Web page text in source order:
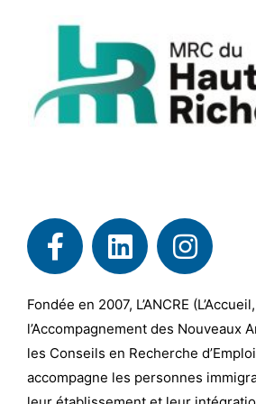
Fondée en 2007, L’ANCRE (L’Accueil,
l’Accompagnement des Nouveaux
les Conseils en Recherche
accompagne les personnes